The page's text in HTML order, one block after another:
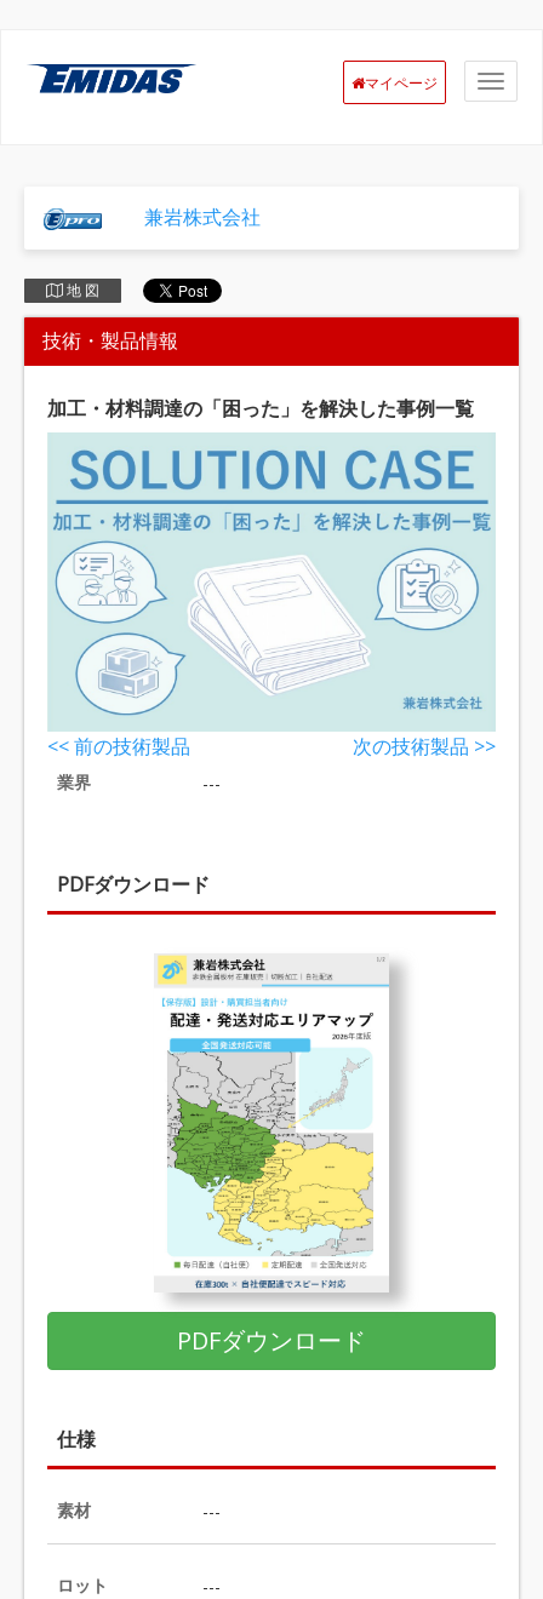
マイページ
兼岩株式会社
地 図
技術・製品情報
加工・材料調達の「困った」を解決した事例一覧
<< 前の技術製品 次の技術製品 >>
業界 ---
PDFダウンロード
PDFダウンロード
仕様
素材 ---
ロット ---